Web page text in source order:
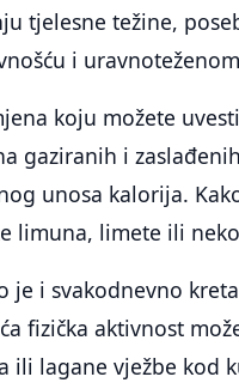
tjelesne težine,
i
koju možete
gaziranih i
unosa kalorija.
limuna, limete ili
je i svakodnevno
fizička aktivnost
ili lagane vježbe kod